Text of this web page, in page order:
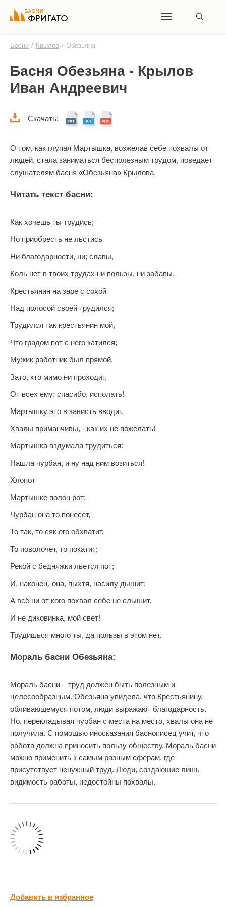
Басни / Крылов / Обезьяна
Басня Обезьяна - Крылов
Иван Андреевич
Скачать:
О том, как глупая Мартышка, возжелав себе похвалы от
людей, стала заниматься бесполезным трудом, поведает
слушателям басня «Обезьяна» Крылова.
Читать текст басни:
Как хочешь ты трудись;
Но приобресть не льстись
Ни благодарности, ни; славы,
Коль нет в твоих трудах ни пользы, ни забавы.
Крестьянин на заре с сохой
Над полосой своей трудился;
Трудился так крестьянин мой,
Что градом пот с него катился;
Мужик работник был прямой.
Зато, кто мимо ни проходит,
От всех ему: спасибо, исполать!
Мартышку это в зависть вводит.
Хвалы приманчивы, - как их не пожелать!
Мартышка вздумала трудиться:
Нашла чурбан, и ну над ним возиться!
Хлопот
Мартышке полон рот:
Чурбан она то понесет,
То так, то сяк его обхватит,
То поволочет, то покатит;
Рекой с бедняжки льется пот;
И, наконец, она, пыхтя, насилу дышит:
А всё ни от кого похвал себе не слышит.
И не диковинка, мой свет!
Трудишься много ты, да пользы в этом нет.
Мораль басни Обезьяна:
Мораль басни – труд должен быть полезным и
целесообразным. Обезьяна увидела, что Крестьянину,
обливающемуся потом, люди выражают благодарность.
Но, перекладывая чурбан с места на место, хвалы она не
получила. С помощью иносказания баснописец учит, что
работа должна приносить пользу обществу. Мораль басни
можно применить к самым разным сферам, где
присутствует ненужный труд. Люди, создающие лишь
видимость работы, недостойны похвалы.
Добавить в избранное